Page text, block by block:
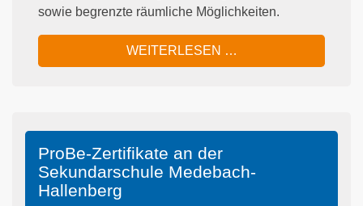
sowie begrenzte räumliche Möglichkeiten.
WEITERLESEN …
ProBe-Zertifikate an der
Sekundarschule Medebach-
Hallenberg